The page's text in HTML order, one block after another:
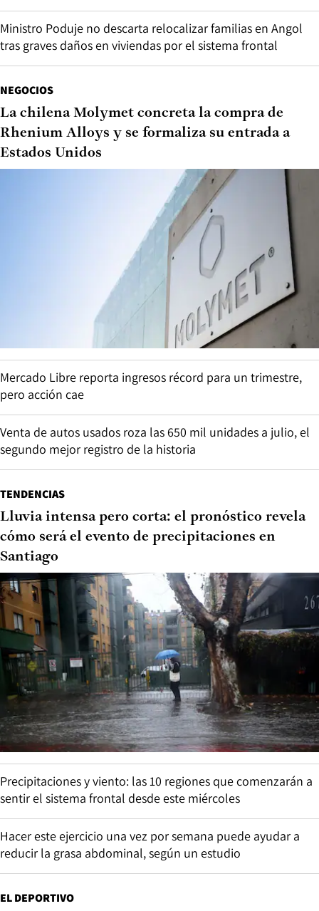
Ministro Poduje no descarta relocalizar familias en Angol
tras graves daños en viviendas por el sistema frontal
NEGOCIOS
La chilena Molymet concreta la compra de
Rhenium Alloys y se formaliza su entrada a
Estados Unidos
Mercado Libre reporta ingresos récord para un trimestre,
pero acción cae
Venta de autos usados roza las 650 mil unidades a julio, el
segundo mejor registro de la historia
TENDENCIAS
Lluvia intensa pero corta: el pronóstico revela
cómo será el evento de precipitaciones en
Santiago
Precipitaciones y viento: las 10 regiones que comenzarán a
sentir el sistema frontal desde este miércoles
Hacer este ejercicio una vez por semana puede ayudar a
reducir la grasa abdominal, según un estudio
EL DEPORTIVO